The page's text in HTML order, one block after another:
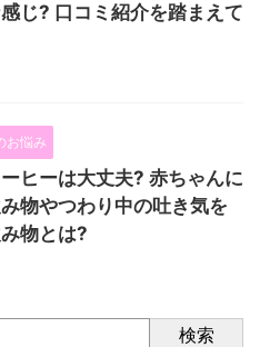
じ? 口コミ紹介を踏まえて
お悩み
ヒーは大丈夫? 赤ちゃんに
物やつわり中の吐き気を
物とは?
検索